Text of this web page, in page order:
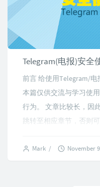
Telegram(电报)安全
前言 给使用Telegram/
本篇仅供交流与学习使
行为。 文章比较长，因
跳转至相应章节，否则
Mark / November